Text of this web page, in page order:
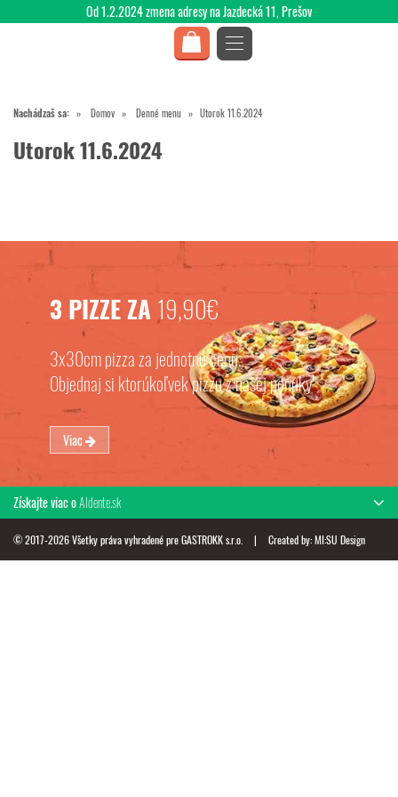
Nachádzaš sa: Domov Denné menu Utorok 11.6.2024
Utorok 11.6.2024
3 PIZZE ZA 19,90€
3x30cm pizza za jednotnú cenu.
Objednaj si ktorúkoľvek pizzu z našej ponuky
Viac
Získajte viac oAldente.sk
© 2017-2026 Všetky práva vyhradené pre GASTROKK s.r.o. | Created by:MI:SU Design
Od 1.2.2024 zmena adresy na Jazdecká 11, Prešov